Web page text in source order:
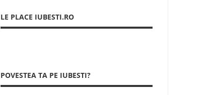
LE PLACE IUBESTI.RO
POVESTEA TA PE IUBESTI?